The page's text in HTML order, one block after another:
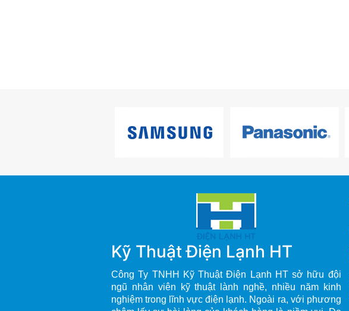
Kỹ Thuật Điện Lạnh HT
Công Ty TNHH Kỹ Thuật Điện Lạnh HT sở hữu đội
ngũ nhân viên kỹ thuật lành nghề, nhiều năm kinh
nghiệm trong lĩnh vực điện lạnh. Ngoài ra, với phương